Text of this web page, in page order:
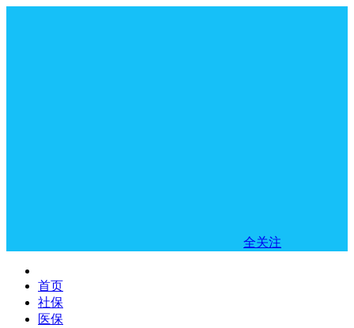
全关注
首页
社保
医保